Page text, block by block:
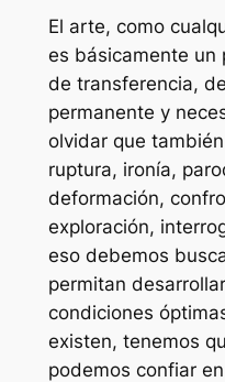
El arte, como
es básicamente un
de transferencia,
permanente y
olvidar que
ruptura, ironía,
deformación,
exploración,
eso debemos
permitan
condiciones
existen, tenemos
podemos confiar